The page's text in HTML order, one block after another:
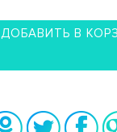
ДОБАВИТЬ В